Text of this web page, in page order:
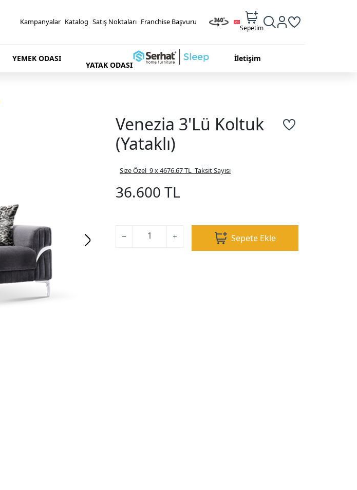
Kampanyalar Katalog Satış Noktaları Franchise Başvuru
Sepetim
YEMEK ODASI
YATAK ODASI
İletişim
Venezia 3'Lü Koltuk
(Yataklı)
Size Özel 9 x 4676.67 TL Taksit Sayısı
36.600 TL
Sepete Ekle